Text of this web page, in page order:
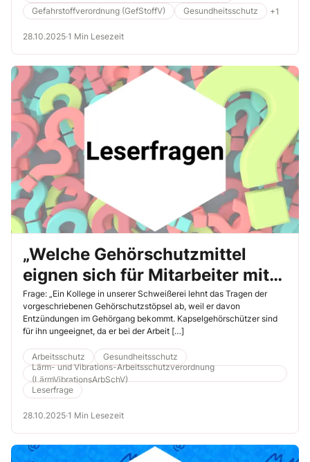
Gefahrstoffverordnung (GefStoffV)
Gesundheitsschutz +1
28.10.2025·1 Min Lesezeit
„Welche Gehörschutzmittel
eignen sich für Mitarbeiter mit
Entzündungsreaktionen?“
Frage: „Ein Kollege in unserer Schweißerei lehnt das Tragen der
vorgeschriebenen Gehörschutzstöpsel ab, weil er davon
Entzündungen im Gehörgang bekommt. Kapselgehörschützer sind
für ihn ungeeignet, da er bei der Arbeit […]
Arbeitsschutz
Gesundheitsschutz
Lärm- und Vibrations-Arbeitsschutzverordnung
(LärmVibrationsArbSchV)
Leserfrage
28.10.2025·1 Min Lesezeit